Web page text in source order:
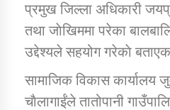
प्रमुख जिल्ला अधिकारी
तथा जाेखिममा परेका
उद्देश्यले सहयोग गरेकाे
सामाजिक विकास कार्यालय
चाैलागाईंले तातोपानी